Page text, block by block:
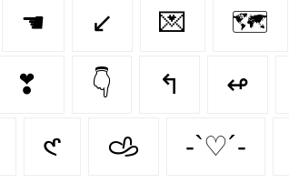
☚ ↙ 💌 🗺️
❣ 👇 ↰ ↫
𑣲 𐚁 -`♡´-